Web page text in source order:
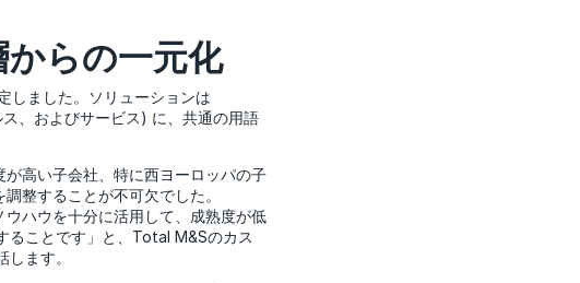
らの一元化
しました。ソリューションは
、およびサービス) に、共通の用語
高い子会社、特に西ヨーロッパの子
整することが不可欠でした。
ウハウを十分に活用して、成熟度が低
ることです」と、Total M&Sのカス
ます。